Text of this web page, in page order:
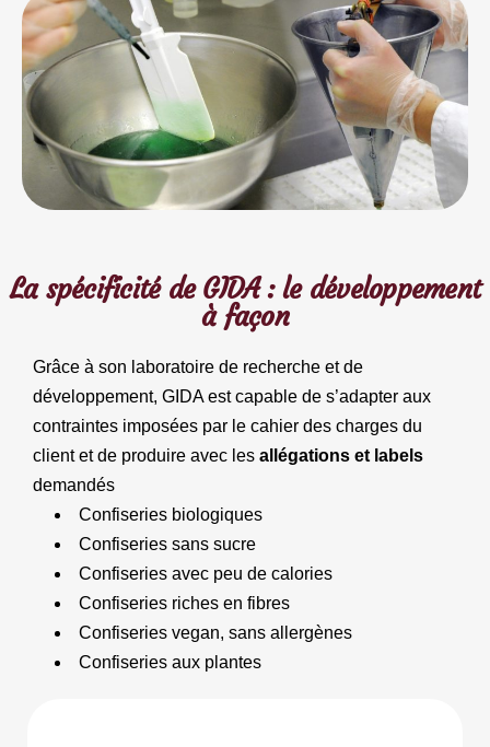
La spécificité de GIDA : le développement
à façon
Grâce à son laboratoire de recherche et de
développement, GIDA est capable de s’adapter aux
contraintes imposées par le cahier des charges du
client et de produire avec les allégations et labels
demandés
Confiseries biologiques
Confiseries sans sucre
Confiseries avec peu de calories
Confiseries riches en fibres
Confiseries vegan, sans allergènes
Confiseries aux plantes